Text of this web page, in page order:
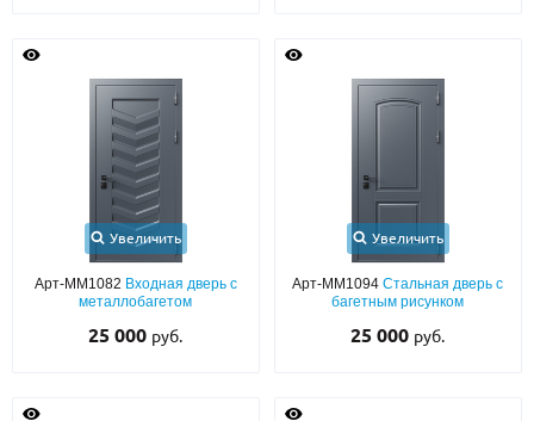
Увеличить
Арт-ММ1082 Входная дверь с
металлобагетом
25 000 руб.
Увеличить
Арт-ММ1094Стальная дверь с
багетным рисунком
25 000 руб.